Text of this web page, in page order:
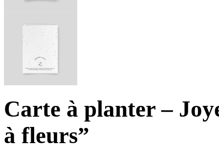
Carte à planter –
à fleurs”